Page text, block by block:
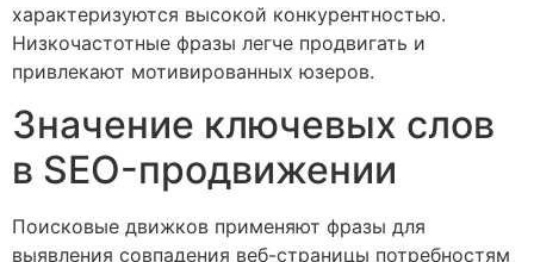
характеризуются высокой конкурентностью.
Низкочастотные фразы легче продвигать и
привлекают мотивированных юзеров.
Значение ключевых слов
в SEO-продвижении
Поисковые движков применяют фразы для
выявления совпадения веб-страницы потребностям